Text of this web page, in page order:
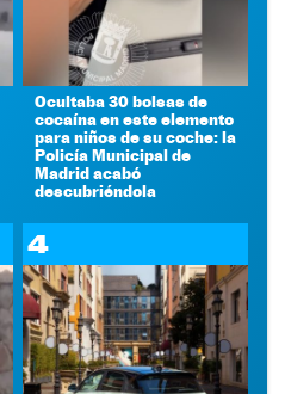
Ocultaba 30 bolsas de
cocaína en este elemento
para niños de su coche: la
Policía Municipal de
Madrid acabó
descubriéndola
4